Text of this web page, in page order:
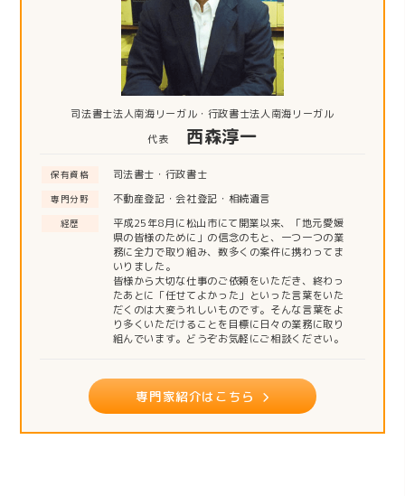
司法書士法人南海リーガル・行政書士法人南海リーガル
代表
西森淳一
保有資格 司法書士・行政書士
専門分野 不動産登記・会社登記・相続遺言
経歴
平成25年8月に松山市にて開業以来、「地元愛媛
県の皆様のために」の信念のもと、一つ一つの業
務に全力で取り組み、数多くの案件に携わってま
いりました。
皆様から大切な仕事のご依頼をいただき、終わっ
たあとに「任せてよかった」といった言葉をいた
だくのは大変うれしいものです。そんな言葉をよ
り多くいただけることを目標に日々の業務に取り
組んでいます。どうぞお気軽にご相談ください。
専門家紹介はこちら